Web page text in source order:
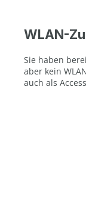
WLAN-
Sie haben
aber kein
auch als